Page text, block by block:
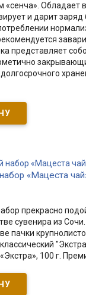
«сенча». Обладает
и дарит заряд
представляет
«Мацеста
прекрасно
сувенира из
пачки
100 г.